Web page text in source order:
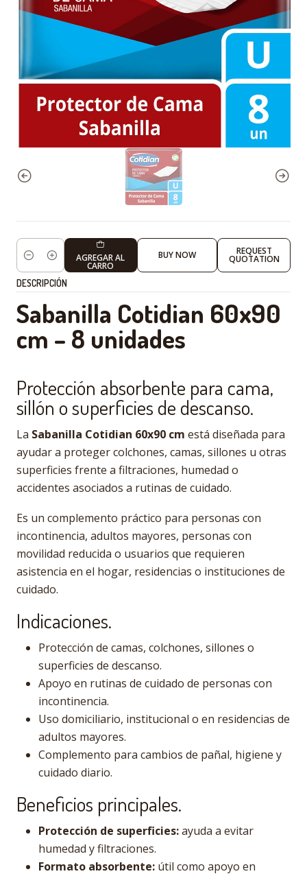
Cantidad AGREGAR AL
CARRO
BUY NOW REQUEST
QUOTATION
DESCRIPCIÓN
Sabanilla Cotidian 60x90
cm – 8 unidades
Protección absorbente para cama,
sillón o superficies de descanso.
La Sabanilla Cotidian 60x90 cm está diseñada para
ayudar a proteger colchones, camas, sillones u otras
superficies frente a filtraciones, humedad o
accidentes asociados a rutinas de cuidado.
Es un complemento práctico para personas con
incontinencia, adultos mayores, personas con
movilidad reducida o usuarios que requieren
asistencia en el hogar, residencias o instituciones de
cuidado.
Indicaciones.
Protección de camas, colchones, sillones o
superficies de descanso.
Apoyo en rutinas de cuidado de personas con
incontinencia.
Uso domiciliario, institucional o en residencias de
adultos mayores.
Complemento para cambios de pañal, higiene y
cuidado diario.
Beneficios principales.
Protección de superficies:ayuda a evitar
humedad y filtraciones.
Formato absorbente: útil como apoyo en